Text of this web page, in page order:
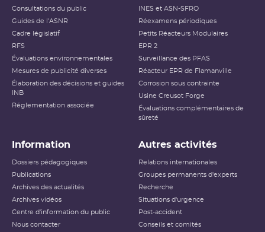
Consultations du public
Guides de l'ASNR
Cadre législatif
RFS
Évaluations environnementales
Mesures de publicité diverses
Élaboration des décisions et guides
INB
Réglementation associée
INES et ASN-SFRO
Réexamens périodiques
Petits Réacteurs Modulaires
EPR 2
Surveillance des PFAS
Réacteur EPR de Flamanville
Corrosion sous contrainte
Usine Creusot Forge
Évaluations complémentaires de
sûreté
Information
Dossiers pédagogiques
Publications
Archives des actualités
Archives vidéos
Centre d'information du public
Nous contacter
Autres activités
Relations internationales
Groupes permanents d'experts
Recherche
Situations d'urgence
Post-accident
Conseils et comités